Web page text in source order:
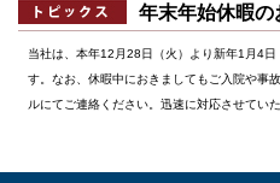
年末年始休暇の
当社は、本年12 月28日（火）より新年1 月4日
す。 なお、休暇中におきましてもご入院や事
ルにてご連絡ください。迅速に対応させてい